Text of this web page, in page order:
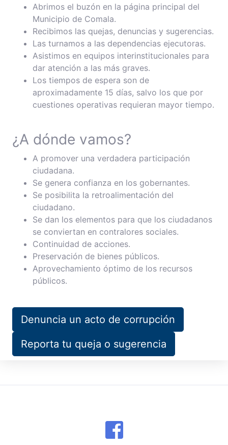
Abrimos el buzón en la página principal del
Municipio de Comala.
Recibimos las quejas, denuncias y sugerencias.
Las turnamos a las dependencias ejecutoras.
Asistimos en equipos interinstitucionales para
dar atención a las más graves.
Los tiempos de espera son de
aproximadamente 15 días, salvo los que por
cuestiones operativas requieran mayor tiempo.
¿A dónde vamos?
A promover una verdadera participación
ciudadana.
Se genera confianza en los gobernantes.
Se posibilita la retroalimentación del
ciudadano.
Se dan los elementos para que los ciudadanos
se conviertan en contralores sociales.
Continuidad de acciones.
Preservación de bienes públicos.
Aprovechamiento óptimo de los recursos
públicos.
Denuncia un acto de corrupción
Reporta tu queja o sugerencia